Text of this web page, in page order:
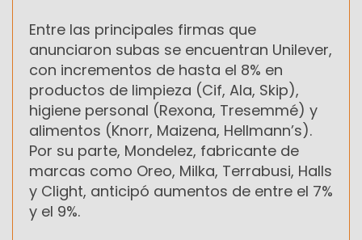
Entre las principales firmas que
anunciaron subas se encuentran Unilever,
con incrementos de hasta el 8% en
productos de limpieza (Cif, Ala, Skip),
higiene personal (Rexona, Tresemmé) y
alimentos (Knorr, Maizena, Hellmann’s).
Por su parte, Mondelez, fabricante de
marcas como Oreo, Milka, Terrabusi, Halls
y Clight, anticipó aumentos de entre el 7%
y el 9%.